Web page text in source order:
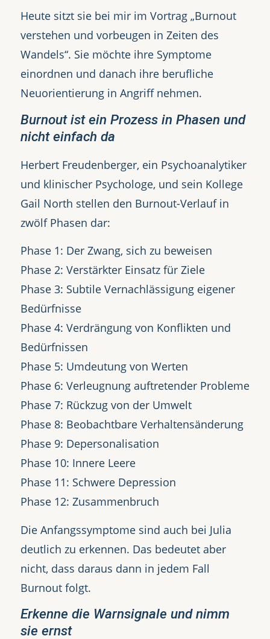
Heute sitzt sie bei mir im Vortrag „Burnout
verstehen und vorbeugen in Zeiten des
Wandels“. Sie möchte ihre Symptome
einordnen und danach ihre berufliche
Neuorientierung in Angriff nehmen.
Burnout ist ein Prozess in Phasen und
nicht einfach da
Herbert Freudenberger, ein Psychoanalytiker
und klinischer Psychologe, und sein Kollege
Gail North stellen den Burnout-Verlauf in
zwölf Phasen dar:
Phase 1: Der Zwang, sich zu beweisen
Phase 2: Verstärkter Einsatz für Ziele
Phase 3: Subtile Vernachlässigung eigener
Bedürfnisse
Phase 4: Verdrängung von Konflikten und
Bedürfnissen
Phase 5: Umdeutung von Werten
Phase 6: Verleugnung auftretender Probleme
Phase 7: Rückzug von der Umwelt
Phase 8: Beobachtbare Verhaltensänderung
Phase 9: Depersonalisation
Phase 10: Innere Leere
Phase 11: Schwere Depression
Phase 12: Zusammenbruch
Die Anfangssymptome sind auch bei Julia
deutlich zu erkennen. Das bedeutet aber
nicht, dass daraus dann in jedem Fall
Burnout folgt.
Erkenne die Warnsignale und nimm
sie ernst